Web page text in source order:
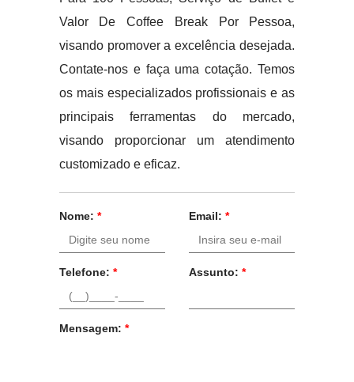
Valor De Coffee Break Por Pessoa,
visando promover a excelência desejada.
Contate-nos e faça uma cotação. Temos
os mais especializados profissionais e as
principais ferramentas do mercado,
visando proporcionar um atendimento
customizado e eficaz.
Nome: * Email: *
Telefone: * Assunto: *
Mensagem: *